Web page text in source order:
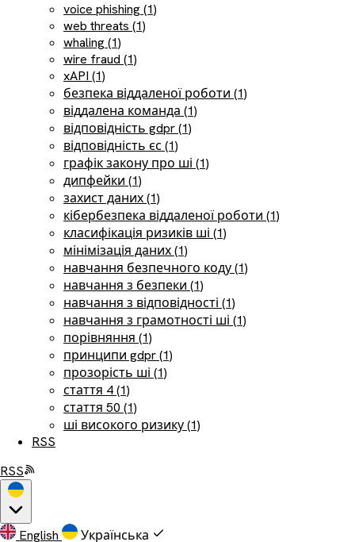
voice phishing (1)
web threats (1)
whaling (1)
wire fraud (1)
xAPI (1)
безпека віддаленої роботи (1)
віддалена команда (1)
відповідність gdpr (1)
відповідність єс (1)
графік закону про ші (1)
дипфейки (1)
захист даних (1)
кібербезпека віддаленої роботи (1)
класифікація ризиків ші (1)
мінімізація даних (1)
навчання безпечного коду (1)
навчання з безпеки (1)
навчання з відповідності (1)
навчання з грамотності ші (1)
порівняння (1)
принципи gdpr (1)
прозорість ші (1)
стаття 4 (1)
стаття 50 (1)
ші високого ризику (1)
RSS
RSS
English Українська